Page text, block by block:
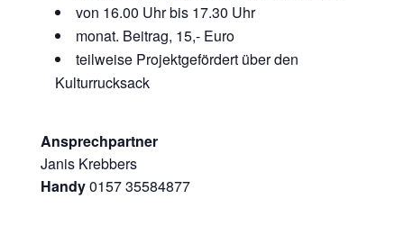
von 16.00 Uhr bis 17.30 Uhr
monat. Beitrag, 15,- Euro
teilweise Projektgefördert über den
Kulturrucksack
Ansprechpartner
Janis Krebbers
Handy0157 35584877